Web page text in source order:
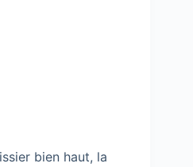
bien haut, la